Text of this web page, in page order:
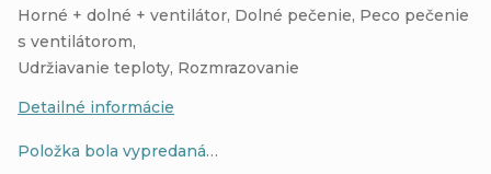
Položka bola vypredaná…
Horné + dolné + ventilátor, Dolné pečenie, Peco pečenie
s ventilátorom,
Udržiavanie teploty, Rozmrazovanie
Detailné informácie